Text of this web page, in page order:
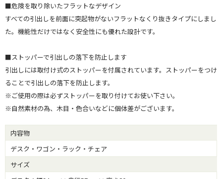
■危険を取り除いたフラットなデザイン
すべての引出しを前面に突起物がないフラットなくり抜きタイプにしまし
た。機能性だけではなく安全性にも優れた設計です。
■ストッパーで引出しの落下を防止します
引出しには取付け式のストッパーを付属されています。ストッパーをつけ
ることで引出しの落下を防止します。
※ご使用の際は必ずストッパーを取り付けてお使い下さい。
※自然素材の為、木目・色合いなどに個体差がございます。
内容物
デスク・ワゴン・ラック・チェア
サイズ